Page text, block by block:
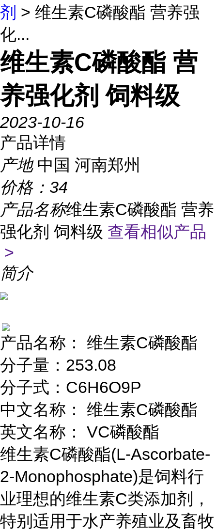
剂 > 维生素C磷酸酯 营养强
化...
维生素C磷酸酯 营
养强化剂 饲料级
2023-10-16
产品详情
产地 中国 河南郑州
价格： 34
产品名称维生素C磷酸酯 营养
强化剂 饲料级 查看相似产品
>
简介
产品名称： 维生素C磷酸酯
分子量：253.08
分子式：C6H6O9P
中文名称： 维生素C磷酸酯
英文名称： VC磷酸酯
维生素C磷酸酯(L-Ascorbate-
2-Monophosphate)是饲料行
业理想的维生素C类添加剂，
特别适用于水产养殖业及畜牧